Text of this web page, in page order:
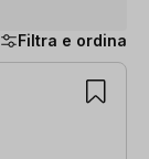
Filtra e ordina